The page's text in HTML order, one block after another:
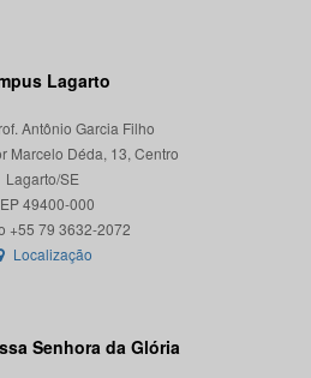
Lagarto
Antônio Garcia Filho
Marcelo Déda, 13, Centro
Lagarto/SE
49400-000
Localização
Senhora da Glória